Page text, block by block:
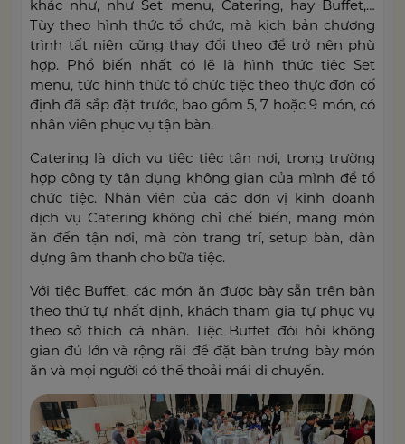
khác như, như Set menu, Catering, hay Buffet,…
Tùy theo hình thức tổ chức, mà kịch bản chương
trình tất niên cũng thay đổi theo để trở nên phù
hợp. Phổ biến nhất có lẽ là hình thức tiệc Set
menu, tức hình thức tổ chức tiệc theo thực đơn cố
định đã sắp đặt trước, bao gồm 5, 7 hoặc 9 món, có
nhân viên phục vụ tận bàn.
Catering là dịch vụ tiệc tiệc tận nơi, trong trường
hợp công ty tận dụng không gian của mình để tổ
chức tiệc. Nhân viên của các đơn vị kinh doanh
dịch vụ Catering không chỉ chế biến, mang món
ăn đến tận nơi, mà còn trang trí, setup bàn, dàn
dựng âm thanh cho bữa tiệc.
Với tiệc Buffet, các món ăn được bày sẵn trên bàn
theo thứ tự nhất định, khách tham gia tự phục vụ
theo sở thích cá nhân. Tiệc Buffet đòi hỏi không
gian đủ lớn và rộng rãi để đặt bàn trưng bày món
ăn và mọi người có thể thoải mái di chuyển.